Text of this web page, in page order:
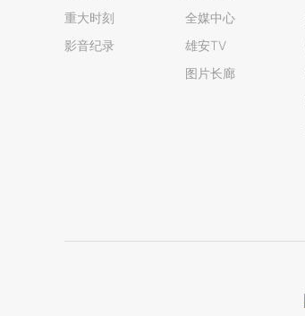
重大时刻
影音纪录
全媒中心
雄安TV
图片长廊